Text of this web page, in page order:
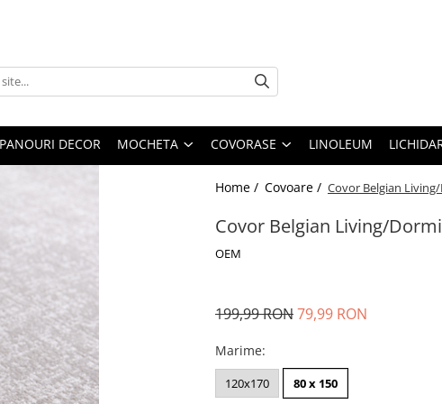
PANOURI DECOR MOCHETA COVORASE LINOLEUM
Home / Covoare / Covor Belgian
Covor Belgian Living/
OEM
199,99 RON79,99 RON
Marime:
120x170 80 x 150